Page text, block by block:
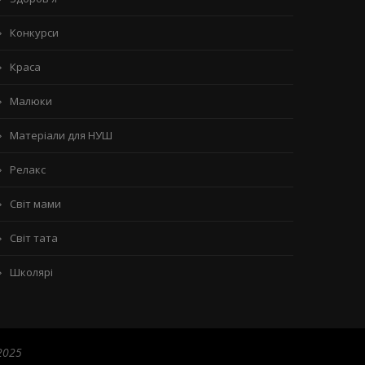
Конкурси
Краса
Малюки
Матеріали для НУШ
Релакс
Світ мами
Світ тата
Школярі